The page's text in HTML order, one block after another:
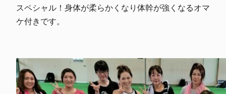
スペシャル！身体が柔らかくなり体幹が強くなるオマ
ケ付きです。